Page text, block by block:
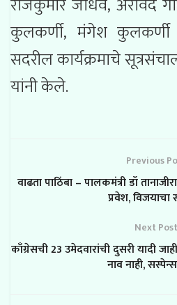
कुलकर्णी, मंगेश कुलकर्णी
सदरील कार्यक्रमाचे
यांनी केले.
Previous
वाढता पाठिंबा – पालकमंत्री डॉ
प्रवेश,
Next Post
काँग्रेसची 23 उमेदवारांची दुसरी यादी
नाव नाही,